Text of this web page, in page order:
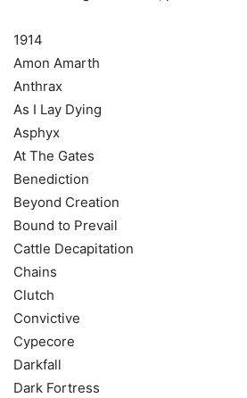
1914
Amon Amarth
Anthrax
As I Lay Dying
Asphyx
At The Gates
Benediction
Beyond Creation
Bound to Prevail
Cattle Decapitation
Chains
Clutch
Convictive
Cypecore
Darkfall
Dark Fortress